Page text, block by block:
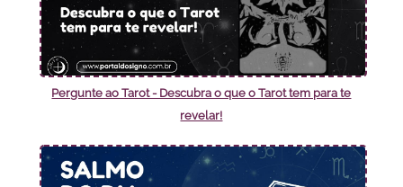
Pergunte ao Tarot - Descubra o que o Tarot tem para te
revelar!